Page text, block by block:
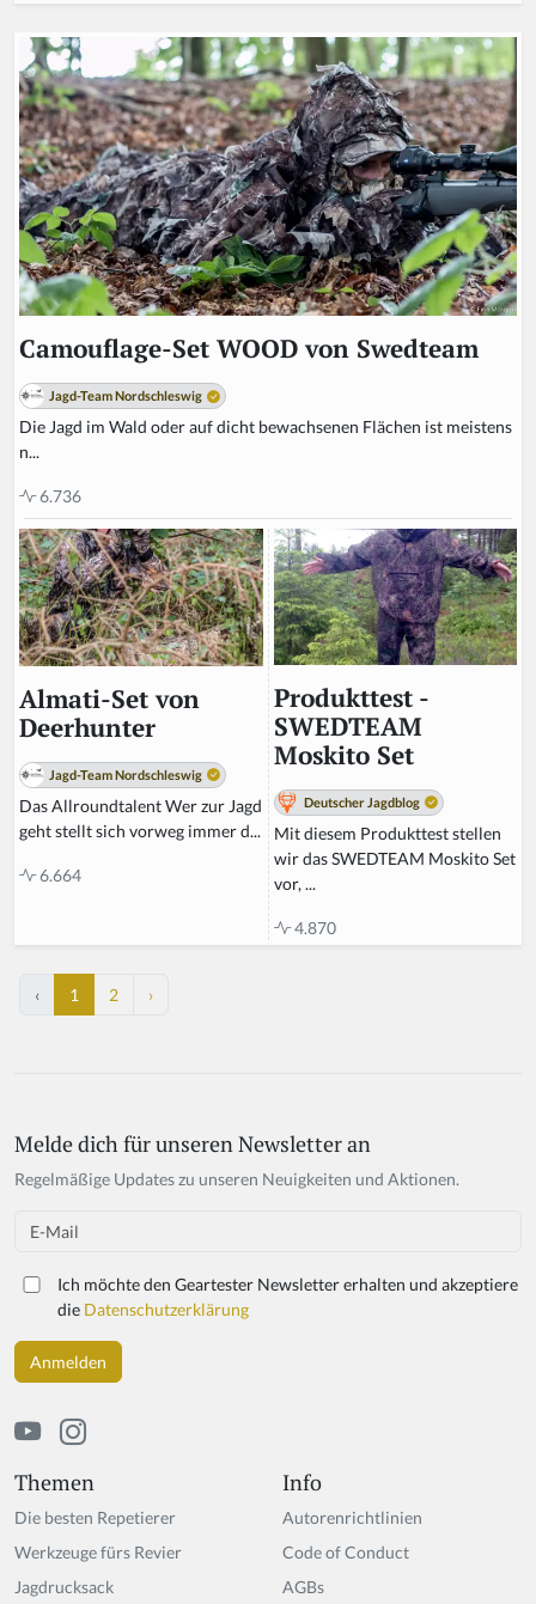
Camouflage-Set WOOD von Swedteam
Jagd-Team Nordschleswig
Die Jagd im Wald oder auf dicht bewachsenen Flächen ist meistens
n...
6.736
Almati-Set von
Deerhunter
Jagd-Team Nordschleswig
Das Allroundtalent Wer zur Jagd
geht stellt sich vorweg immer d...
6.664
Produkttest -
SWEDTEAM
Moskito Set
Deutscher Jagdblog
Mit diesem Produkttest stellen
wir das SWEDTEAM Moskito Set
vor, ...
4.870
‹ 1 2 ›
Themen
Die besten Repetierer
Werkzeuge fürs Revier
Jagdrucksack
Info
Autorenrichtlinien
Code of Conduct
AGBs
If
y
h
a
n,
ig
n
o
r
t
Melde dich für unseren Newsletter an
Regelmäßige Updates zu unseren Neuigkeiten und Aktionen.
Email
Ich möchte den Geartester Newsletter erhalten und akzeptiere
die Datenschutzerklärung